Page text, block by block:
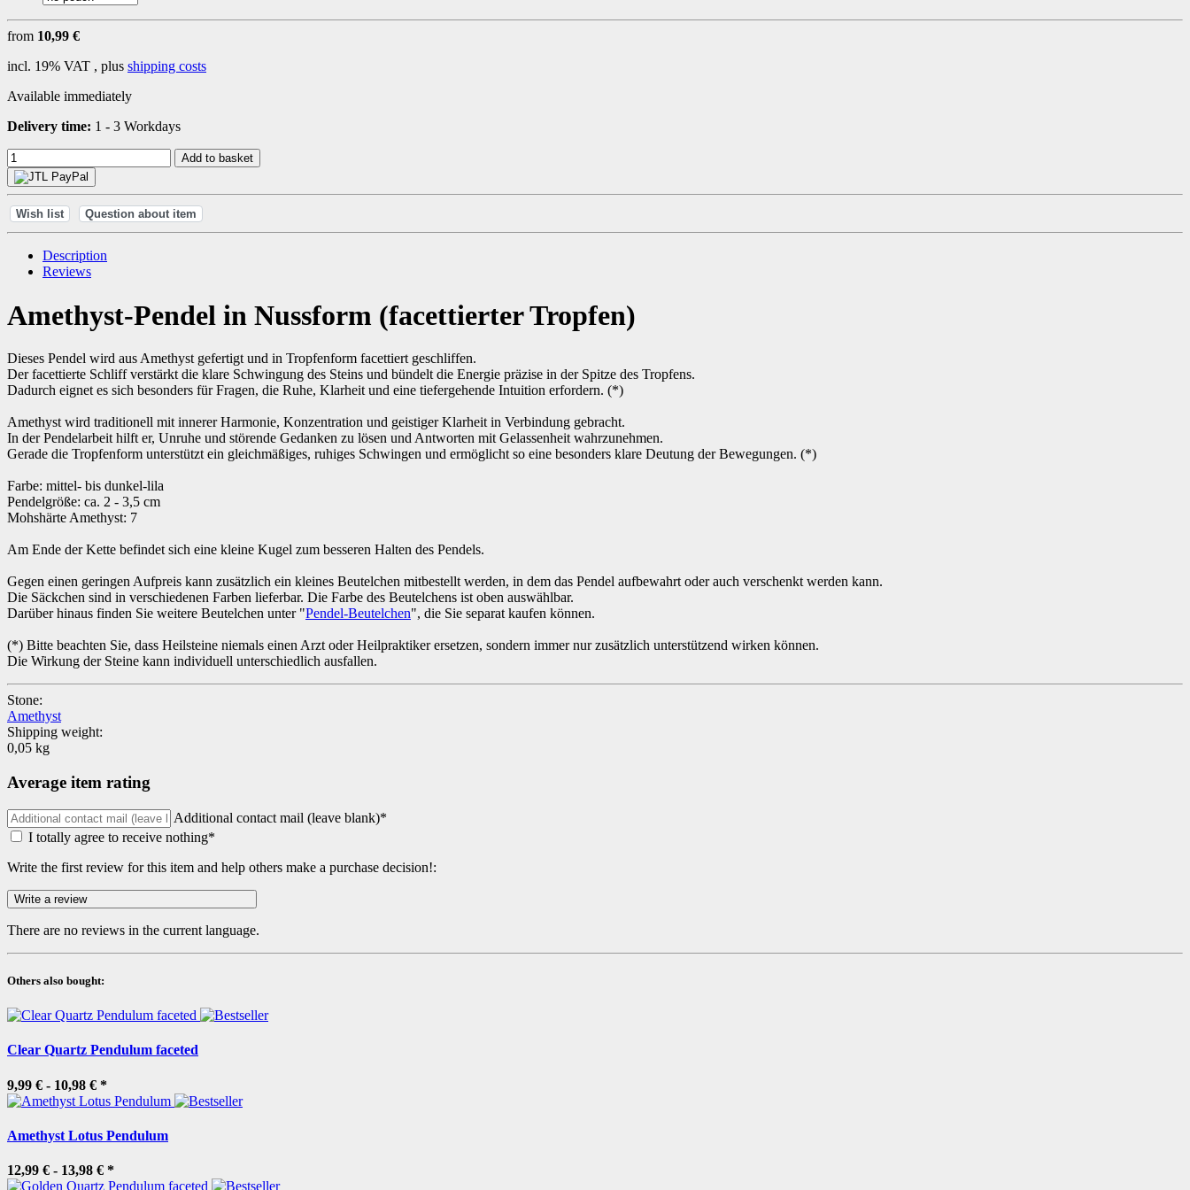
from 10,99 €
incl. 19% VAT , plus shipping costs
Available immediately
Delivery time: 1 - 3 Workdays
Add to basket
Wish list Question about item
Description
Reviews
Amethyst-Pendel in Nussform (facettierter Tropfen)
Dieses Pendel wird aus Amethyst gefertigt und in Tropfenform facettiert geschliffen.
Der facettierte Schliff verstärkt die klare Schwingung des Steins und bündelt die Energie präzise in der Spitze des Tropfens.
Dadurch eignet es sich besonders für Fragen, die Ruhe, Klarheit und eine tiefergehende Intuition erfordern. (*)
Amethyst wird traditionell mit innerer Harmonie, Konzentration und geistiger Klarheit in Verbindung gebracht.
In der Pendelarbeit hilft er, Unruhe und störende Gedanken zu lösen und Antworten mit Gelassenheit wahrzunehmen.
Gerade die Tropfenform unterstützt ein gleichmäßiges, ruhiges Schwingen und ermöglicht so eine besonders klare Deutung der Bewegungen. (*)
Farbe: mittel- bis dunkel-lila
Pendelgröße: ca. 2 - 3,5 cm
Mohshärte Amethyst: 7
Am Ende der Kette befindet sich eine kleine Kugel zum besseren Halten des Pendels.
Gegen einen geringen Aufpreis kann zusätzlich ein kleines Beutelchen mitbestellt werden, in dem das Pendel aufbewahrt oder auch verschenkt werden kann.
Die Säckchen sind in verschiedenen Farben lieferbar. Die Farbe des Beutelchens ist oben auswählbar.
Darüber hinaus finden Sie weitere Beutelchen unter "Pendel-Beutelchen", die Sie separat kaufen können.
(*) Bitte beachten Sie, dass Heilsteine niemals einen Arzt oder Heilpraktiker ersetzen, sondern immer nur zusätzlich unterstützend wirken können.
Die Wirkung der Steine kann individuell unterschiedlich ausfallen.
Stone:
Amethyst
Shipping weight:
0,05 kg
Average item rating
Additional contact mail (leave blank)*
I totally agree to receive nothing*
Write the first review for this item and help others make a purchase decision!:
There are no reviews in the current language.
Others also bought:
Clear Quartz Pendulum faceted
9,99 € - 10,98 € *
Amethyst Lotus Pendulum
12,99 € - 13,98 € *